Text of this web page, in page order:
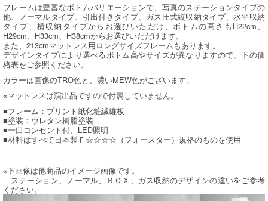
フレームは豊富なボトムバリエーションで、写真のステーションタイプの
他、ノーマルタイプ、引出付きタイプ、ガス圧式縦収納タイプ、水平収納
タイプ、横収納タイプからお選びいただけ、ボトムの高さもH22cm、
H29cm、H33cm、H38cmからお選びいただけます。
また、213cmマットレス用ロングサイズフレームもあります。
デザインタイプにより選べるボトム高やサイズが異なりますので、下の価
格表をご参照ください。
カラーは画像のTRO色と、濃いMEW色がございます。
※マットレスは演出品ですので付属していません。
■フレーム：プリント紙化粧繊維板
■塗装：ウレタン樹脂塗装
■一口コンセント付、LED照明
■材料はすべて日本製Ｆ☆☆☆☆（フォースター）規格のものを使用
※下画像は他商品のイメージ画像です。
ステーション、ノーマル、ＢＯＸ、ガス収納のデザインの違いをご参考
ください。